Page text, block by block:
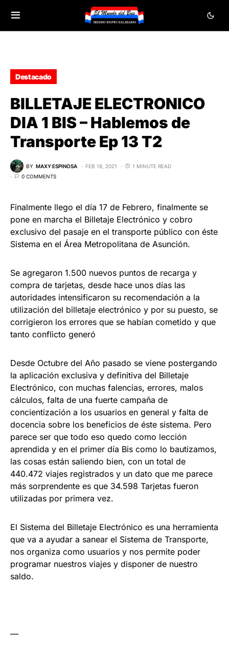
Destacado
BILLETAJE ELECTRONICO
DIA 1 BIS – Hablemos de
Transporte Ep 13 T2
BY MAXY ESPINOSA FEB 18, 2021
1 MINUTE READ
0 COMMENTS
Finalmente llego el día 17 de Febrero, finalmente se
pone en marcha el Billetaje Electrónico y cobro
exclusivo del pasaje en el transporte público con éste
Sistema en el Área Metropolitana de Asunción.
Se agregaron 1.500 nuevos puntos de recarga y
compra de tarjetas, desde hace unos días las
autoridades intensificaron su recomendación a la
utilización del billetaje electrónico y por su puesto, se
corrigieron los errores que se habían cometido y que
tanto conflicto generó
Desde Octubre del Año pasado se viene postergando
la aplicación exclusiva y definitiva del Billetaje
Electrónico, con muchas falencias, errores, malos
cálculos, falta de una fuerte campaña de
concientización a los usuarios en general y falta de
docencia sobre los beneficios de éste sistema. Pero
parece ser que todo eso quedo como lección
aprendida y en el primer día Bis como lo bautizamos,
las cosas están saliendo bien, con un total de
440.472 viajes registrados y un dato que me parece
más sorprendente es que 34.598 Tarjetas fueron
utilizadas por primera vez.
El Sistema del Billetaje Electrónico es una herramienta
que va a ayudar a sanear el Sistema de Transporte,
nos organiza como usuarios y nos permite poder
programar nuestros viajes y disponer de nuestro
saldo.
—